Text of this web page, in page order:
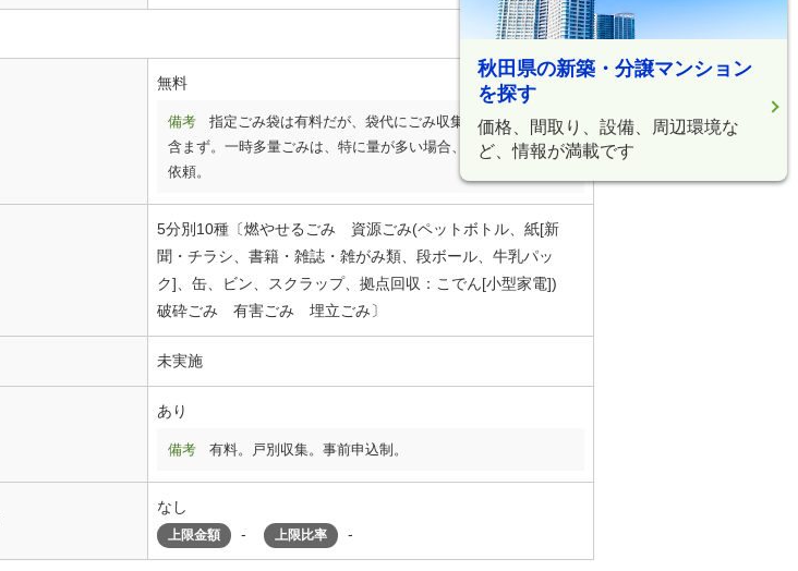
秋田県の新築・分譲マンション
を探す
価格、間取り、設備、周辺環境な
ど、情報が満載です
無料
備考
指定ごみ袋は有料だが、袋代にごみ収集・処理料金等を
含まず。一時多量ごみは、特に量が多い場合、個別に事業者へ
依頼。
5分別10種〔燃やせるごみ 資源ごみ(ペットボトル、紙[新
聞・チラシ、書籍・雑誌・雑がみ類、段ボール、牛乳パッ
ク]、缶、ビン、スクラップ、拠点回収：こでん[小型家電])
破砕ごみ 有害ごみ 埋立ごみ〕
未実施
あり
備考 有料。戸別収集。事前申込制。
なし
上限金額 - 上限比率 -